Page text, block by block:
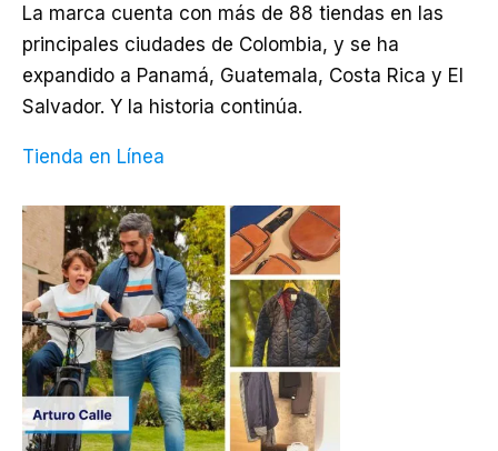
La marca cuenta con más de 88 tiendas en las
principales ciudades de Colombia, y se ha
expandido a Panamá, Guatemala, Costa Rica y El
Salvador. Y la historia continúa.
Tienda en Línea